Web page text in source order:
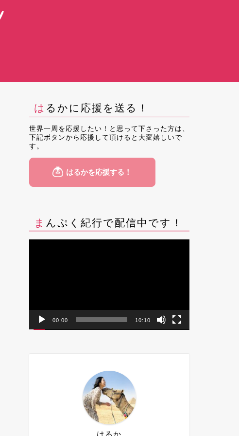
はるかに応援を送る！
世界一周を応援したい！と思って下さった方は、
下記ボタンから応援して頂けると大変嬉しいで
す。
まんぷく紀行で配信中です！
00:00 10:10